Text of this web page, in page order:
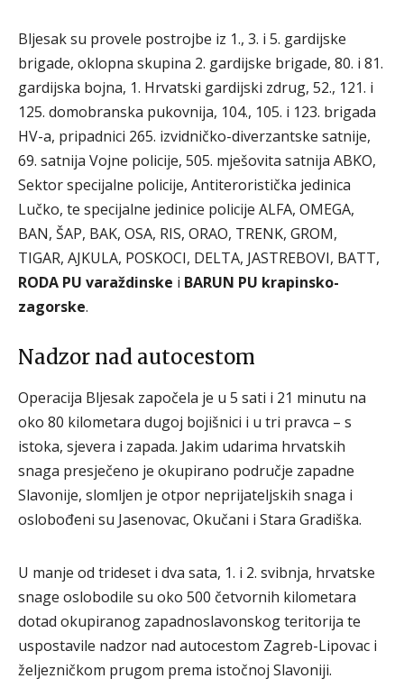
Bljesak su provele postrojbe iz 1., 3. i 5. gardijske
brigade, oklopna skupina 2. gardijske brigade, 80. i 81.
gardijska bojna, 1. Hrvatski gardijski zdrug, 52., 121. i
125. domobranska pukovnija, 104., 105. i 123. brigada
HV-a, pripadnici 265. izvidničko-diverzantske satnije,
69. satnija Vojne policije, 505. mješovita satnija ABKO,
Sektor specijalne policije, Antiteroristička jedinica
Lučko, te specijalne jedinice policije ALFA, OMEGA,
BAN, ŠAP, BAK, OSA, RIS, ORAO, TRENK, GROM,
TIGAR, AJKULA, POSKOCI, DELTA, JASTREBOVI, BATT,
RODA PU varaždinske i BARUN PU krapinsko-
zagorske.
Nadzor nad autocestom
Operacija Bljesak započela je u 5 sati i 21 minutu na
oko 80 kilometara dugoj bojišnici i u tri pravca – s
istoka, sjevera i zapada. Jakim udarima hrvatskih
snaga presječeno je okupirano područje zapadne
Slavonije, slomljen je otpor neprijateljskih snaga i
oslobođeni su Jasenovac, Okučani i Stara Gradiška.
U manje od trideset i dva sata, 1. i 2. svibnja, hrvatske
snage oslobodile su oko 500 četvornih kilometara
dotad okupiranog zapadnoslavonskog teritorija te
uspostavile nadzor nad autocestom Zagreb-Lipovac i
željezničkom prugom prema istočnoj Slavoniji.